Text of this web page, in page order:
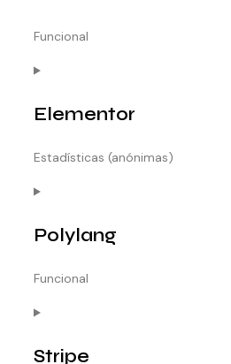
Funcional
CONSENT
SERVICE
Elementor
Estadísticas (anónimas)
CONSENT
SERVICE
Polylang
Funcional
CONSENT
SERVICE
Stripe